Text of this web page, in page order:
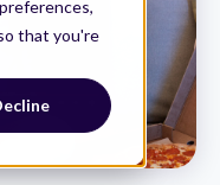
that you're